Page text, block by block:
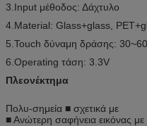
3.Input μέθοδος: Δάχτυλο
4.Material: Glass+glass,
5.Touch δύναμη δράσης:
6.Operating τάση: 3.3V
Πλεονέκτημα
Πολυ-σημεία ■ σχετικά με
■ Ανώτερη σαφήνεια εικόνας